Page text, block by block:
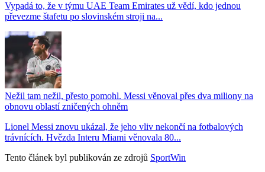
Vypadá to, že v týmu UAE Team Emirates už vědí, kdo jednou
převezme štafetu po slovinském stroji na...
Nežil tam nežil, přesto pomohl. Messi věnoval přes dva miliony na
obnovu oblastí zničených ohněm
Lionel Messi znovu ukázal, že jeho vliv nekončí na fotbalových
trávnících. Hvězda Interu Miami věnovala 80...
Tento článek byl publikován ze zdrojů SportWin